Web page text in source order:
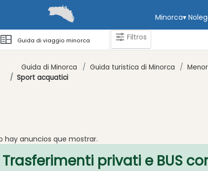
Minorca▾
Guida di viaggio minorca Filtros
Categorie
di
attività
Centro
Guida di Minorca Guida turistica di Minorca
Sport acquatici
hay anuncios que mostrar.
Trasferimenti privati ​​e BUS